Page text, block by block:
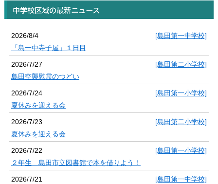
中学校区域の最新ニュース
2026/8/4
[島田第一中学校]
「島一中寺子屋」１日目
2026/7/27
[島田第二小学校]
島田空襲慰霊のつどい
2026/7/24
[島田第一小学校]
夏休みを迎える会
2026/7/23
[島田第二小学校]
夏休みを迎える会
2026/7/22
[島田第一小学校]
２年生 島田市立図書館で本を借りよう！
2026/7/21
[島田第一中学校]